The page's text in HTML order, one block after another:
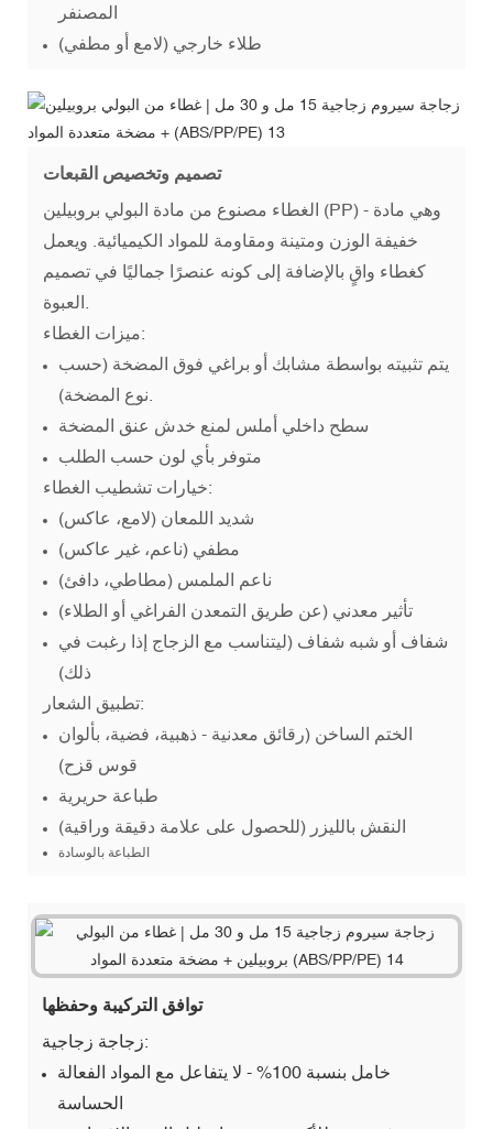
المصنفر
طلاء خارجي (لامع أو مطفي)
تصميم وتخصيص القبعات
الغطاء مصنوع من مادة البولي بروبيلين (PP) - وهي مادة
خفيفة الوزن ومتينة ومقاومة للمواد الكيميائية. ويعمل
كغطاء واقٍ بالإضافة إلى كونه عنصرًا جماليًا في تصميم
ميزات الغطاء:
يتم تثبيته بواسطة مشابك أو براغي فوق المضخة (حسب
سطح داخلي أملس لمنع خدش عنق المضخة
متوفر بأي لون حسب الطلب
خيارات تشطيب الغطاء:
شديد اللمعان (لامع، عاكس)
مطفي (ناعم، غير عاكس)
ناعم الملمس (مطاطي، دافئ)
تأثير معدني (عن طريق التمعدن الفراغي أو الطلاء)
شفاف أو شبه شفاف (ليتناسب مع الزجاج إذا رغبت في
ذلك)
تطبيق الشعار:
الختم الساخن (رقائق معدنية - ذهبية، فضية، بألوان
قوس قزح)
طباعة حريرية
النقش بالليزر (للحصول على علامة دقيقة وراقية)
الطباعة بالوسادة
توافق التركيبة وحفظها
زجاجة زجاجية:
خامل بنسبة 100% - لا يتفاعل مع المواد الفعالة
الحساسة